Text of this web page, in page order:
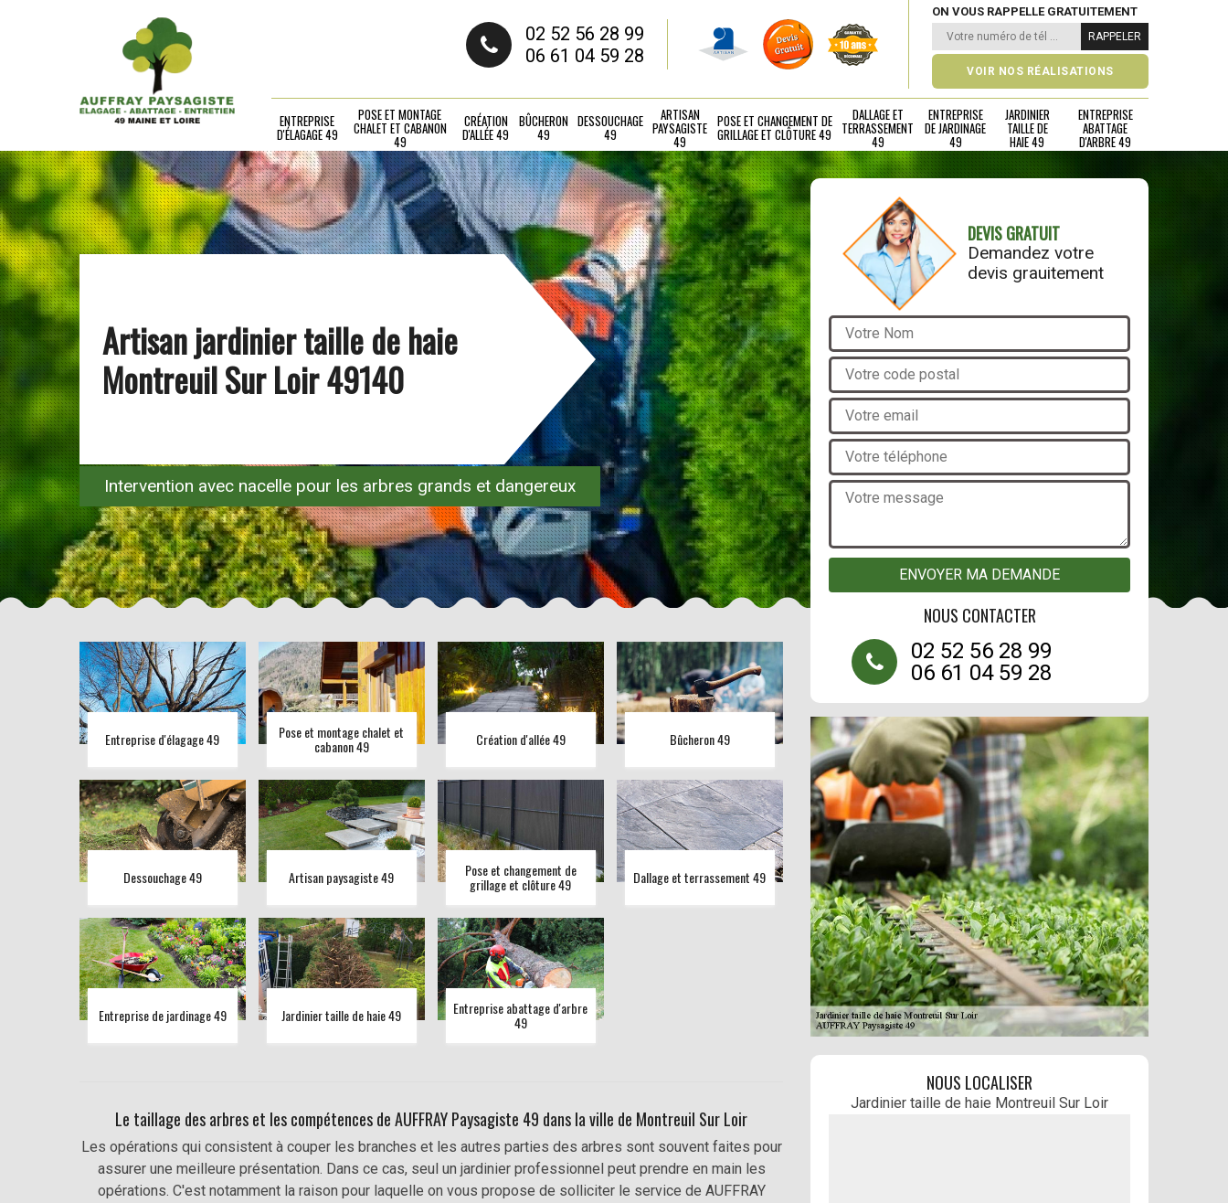
02 52 56 28 99
06 61 04 59 28
ON VOUS RAPPELLE GRATUITEMENT
VOIR NOS RÉALISATIONS
ENTREPRISE
D'ÉLAGAGE 49
POSE ET MONTAGE
CHALET ET CABANON
49
CRÉATION
D'ALLÉE 49
BÛCHERON
49
DESSOUCHAGE
49
ARTISAN
PAYSAGISTE
49
POSE ET CHANGEMENT DE
GRILLAGE ET CLÔTURE 49
DALLAGE ET
TERRASSEMENT
49
ENTREPRISE
DE JARDINAGE
49
JARDINIER
TAILLE DE
HAIE 49
ENTREPRISE
ABATTAGE
D'ARBRE 49
Artisan jardinier taille de haie
Montreuil Sur Loir 49140
Intervention avec nacelle pour les arbres grands et dangereux
Entreprise d'élagage 49 Pose et montage chalet et
cabanon 49 Création d'allée 49 Bûcheron 49
Dessouchage 49 Artisan paysagiste 49 Pose et changement de
grillage et clôture 49 Dallage et terrassement 49
Entreprise de jardinage 49 Jardinier taille de haie 49 Entreprise abattage d'arbre
49
Le taillage des arbres et les compétences de AUFFRAY Paysagiste 49 dans la ville de Montreuil Sur Loir
Les opérations qui consistent à couper les branches et les autres parties des arbres sont souvent faites pour
assurer une meilleure présentation. Dans ce cas, seul un jardinier professionnel peut prendre en main les
opérations. C'est notamment la raison pour laquelle on vous propose de solliciter le service de AUFFRAY
DEVIS GRATUIT
Demandez votre
devis grauitement
NOUS CONTACTER
02 52 56 28 99
06 61 04 59 28
NOUS LOCALISER
Jardinier taille de haie Montreuil Sur Loir